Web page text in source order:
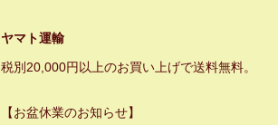
ヤマト運輸
税別20,000円以上のお買い上げで送料無料。
【お盆休業のお知らせ】